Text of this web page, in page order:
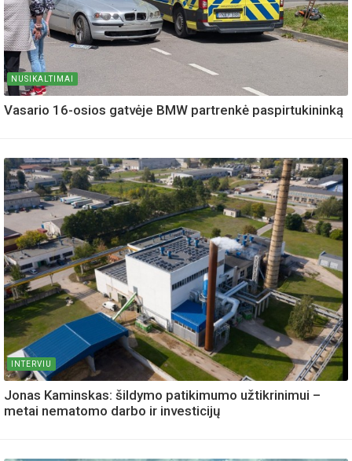
NUSIKALTIMAI
Vasario 16-osios gatvėje BMW partrenkė paspirtukininką
INTERVIU
Jonas Kaminskas: šildymo patikimumo užtikrinimui –
metai nematomo darbo ir investicijų